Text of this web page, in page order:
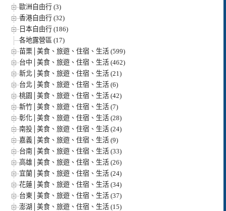
歐洲自由行 (3)
香港自由行 (32)
日本自由行 (186)
各地露營區 (17)
苗栗│美食、旅遊、住宿、生活 (599)
台中│美食、旅遊、住宿、生活 (462)
新北│美食、旅遊、住宿、生活 (21)
台北│美食、旅遊、住宿、生活 (6)
桃園│美食、旅遊、住宿、生活 (42)
新竹│美食、旅遊、住宿、生活 (7)
彰化│美食、旅遊、住宿、生活 (28)
南投│美食、旅遊、住宿、生活 (24)
嘉義│美食、旅遊、住宿、生活 (9)
台南│美食、旅遊、住宿、生活 (33)
高雄│美食、旅遊、住宿、生活 (26)
宜蘭│美食、旅遊、住宿、生活 (24)
花蓮│美食、旅遊、住宿、生活 (34)
台東│美食、旅遊、住宿、生活 (37)
澎湖│美食、旅遊、住宿、生活 (15)